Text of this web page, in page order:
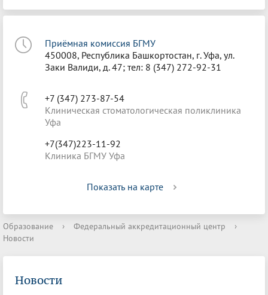
Приёмная комиссия БГМУ
450008, Республика Башкортостан, г. Уфа, ул.
Заки Валиди, д. 47; тел: 8 (347) 272-92-31
+7 (347) 273-87-54
Клиническая стоматологическая поликлиника
Уфа
+7(347)223-11-92
Клиника БГМУ Уфа
Показать на карте
Образование › Федеральный аккредитационный центр
›
Новости
Новости